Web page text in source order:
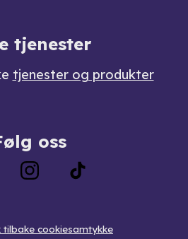
tjenester
tjenester og produkter
oss
tilbake cookiesamtykke